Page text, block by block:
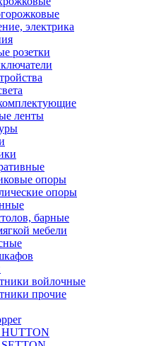
электрика
розетки
ленты
опоры
опоры
барные
мебели
войлочные
прочие